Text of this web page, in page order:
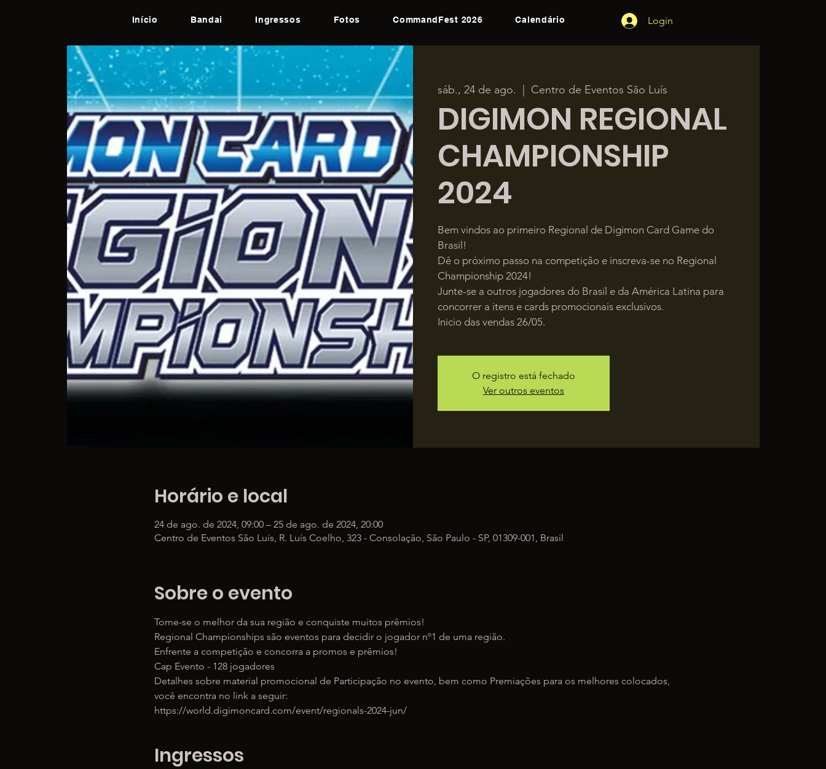
Início Bandai Ingressos Fotos CommandFest 2026 Calendário Login
sáb., 24 de ago. Centro de Eventos São Luís
DIGIMON REGIONAL
CHAMPIONSHIP
2024
Bem vindos ao primeiro Regional de Digimon Card Game do
Brasil!
Dê o próximo passo na competição e inscreva-se no Regional
Championship 2024!
Junte-se a outros jogadores do Brasil e da América Latina para
concorrer a itens e cards promocionais exclusivos.
Inicio das vendas 26/05.
O registro está fechado
Ver outros eventos
Horário e local
24 de ago. de 2024, 09:00 – 25 de ago. de 2024, 20:00
Centro de Eventos São Luís, R. Luís Coelho, 323 - Consolação, São Paulo - SP, 01309-001, Brasil
Sobre o evento
Torne-se o melhor da sua região e conquiste muitos prêmios!
Regional Championships são eventos para decidir o jogador nº1 de uma região.​
Enfrente a competição e concorra a promos e prêmios!
Cap Evento - 128 jogadores
Detalhes sobre material promocional de Participação no evento, bem como Premiações para os melhores colocados,
você encontra no link a seguir:
https://world.digimoncard.com/event/regionals-2024-jun/
Ingressos